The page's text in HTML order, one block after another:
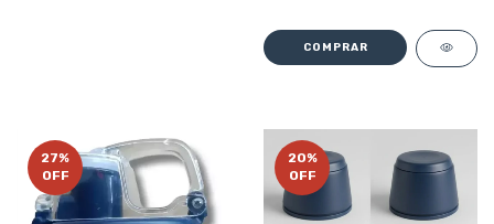
27%
OFF
20%
OFF